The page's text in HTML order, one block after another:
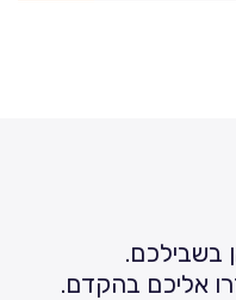
בשבילכם.
אליכם בהקדם.